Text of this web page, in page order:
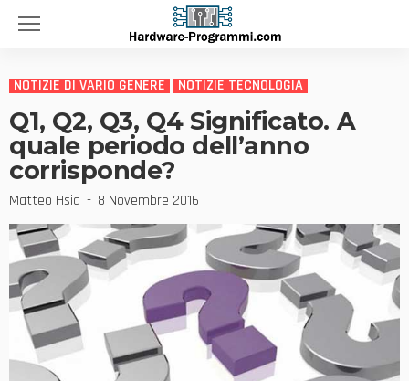
NOTIZIE DI VARIO GENERE NOTIZIE TECNOLOGIA
Q1, Q2, Q3, Q4 Significato. A
quale periodo dell’anno
corrisponde?
Matteo Hsia 8 Novembre 2016